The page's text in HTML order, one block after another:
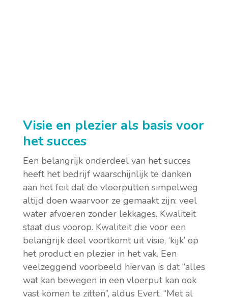
Visie en plezier als basis voor
het succes
Een belangrijk onderdeel van het succes
heeft het bedrijf waarschijnlijk te danken
aan het feit dat de vloerputten simpelweg
altijd doen waarvoor ze gemaakt zijn: veel
water afvoeren zonder lekkages. Kwaliteit
staat dus voorop. Kwaliteit die voor een
belangrijk deel voortkomt uit visie, ‘kijk’ op
het product en plezier in het vak. Een
veelzeggend voorbeeld hiervan is dat “alles
wat kan bewegen in een vloerput kan ook
vast komen te zitten”, aldus Evert. “Met al